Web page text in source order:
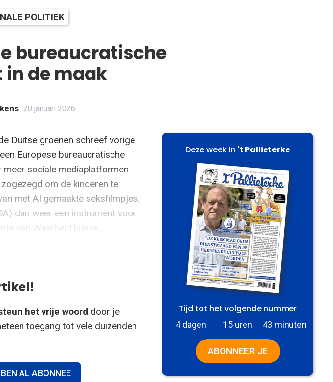
POLITIEK
bureaucratische
de maak
20 januari 2026
Duitse groenen schreef vorige
Europese bureaucratische
meer sociale mediaplatformen
om de kinderen te
met AI gemaakte seksfilmpjes.
dan weer een instrument voor
van Waarheid kunne...
het vrije woord door je
toegang tot vele duizenden
AL ABONNEE
Deze week in 't Pallieterke
Tijd tot het volgende nummer
4 dagen 15 uren 43 minuten
ABONNEER JE